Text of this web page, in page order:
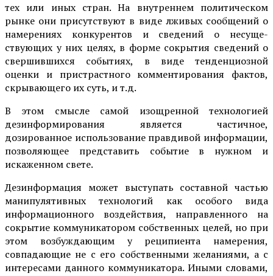
тех или иных стран. На внутреннем политическом
рынке они присутствуют в виде лживых сообщений о
намерениях конкурентов и сведений о несуще­
ствующих у них целях, в форме сокрытия сведений о
свершившихся событиях, в виде тенденциозной
оценки и пристрастного комменти­рования фактов,
скрывающего их суть, и т.д.
В этом смысле самой изощренной технологией
дезинформирования является частичное,
дозированное использование правдивой информации,
позволяющее представить событие в нужном и
искаженном свете.
Дезинформация может выступать составной частью
манипулятивных технологий как особого вида
информационного воздействия, направленного на
сокрытие коммуникатором собственных целей, но при
этом возбуждающим у реципиента намерения,
совпадающие не с его собственными желаниями, а с
интересами данного коммуникато­ра. Иными словами,